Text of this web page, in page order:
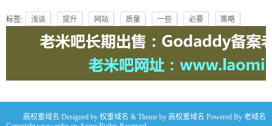
标签: 浅谈 提升 网站 质量 一些 必要 策略
高权重域名 Designed by 权重域名 & Theme by 高权重域名 Powered By 老域名